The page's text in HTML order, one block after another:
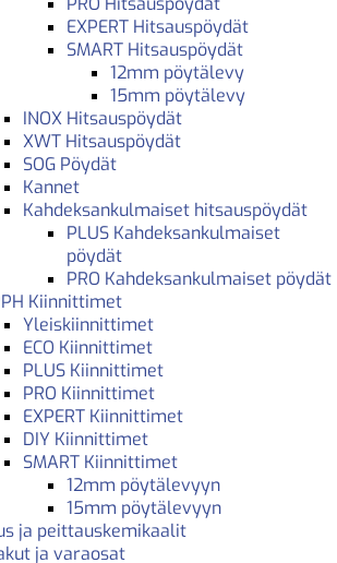
EXPERT Hitsauspöydät
SMART Hitsauspöydät
12mm pöytälevy
15mm pöytälevy
INOX Hitsauspöydät
XWT Hitsauspöydät
SOG Pöydät
Kannet
Kahdeksankulmaiset hitsauspöydät
PLUS Kahdeksankulmaiset
pöydät
PRO Kahdeksankulmaiset pöydät
Kiinnittimet
Yleiskiinnittimet
ECO Kiinnittimet
PLUS Kiinnittimet
PRO Kiinnittimet
EXPERT Kiinnittimet
DIY Kiinnittimet
SMART Kiinnittimet
12mm pöytälevyyn
15mm pöytälevyyn
ja peittauskemikaalit
ja varaosat